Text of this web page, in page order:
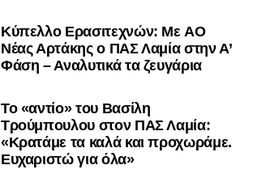
Kύπελλο Ερασιτεχνών: Με AO
Nέας Αρτάκης ο ΠΑΣ Λαμία στην Α’
Φάση – Αναλυτικά τα ζευγάρια
Το «αντίο» του Βασίλη
Τρούμπουλου στον ΠΑΣ Λαμία:
«Κρατάμε τα καλά και προχωράμε.
Ευχαριστώ για όλα»